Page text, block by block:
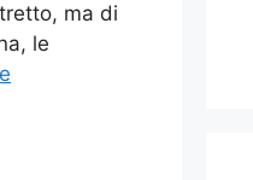
ma di
le